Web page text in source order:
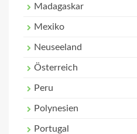
Madagaskar
Mexiko
Neuseeland
Österreich
Peru
Polynesien
Portugal